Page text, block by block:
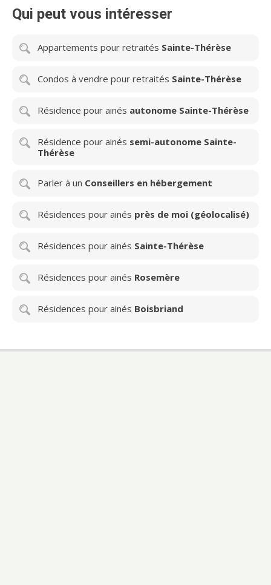
Qui peut vous intéresser
Appartements pour retraités Sainte-Thérèse
Condos à vendre pour retraités Sainte-Thérèse
Résidence pour ainés autonome Sainte-Thérèse
Résidence pour ainés semi-autonome Sainte-
Thérèse
Parler à un Conseillers en hébergement
Résidences pour ainés près de moi (géolocalisé)
Résidences pour ainés Sainte-Thérèse
Résidences pour ainés Rosemère
Résidences pour ainés Boisbriand